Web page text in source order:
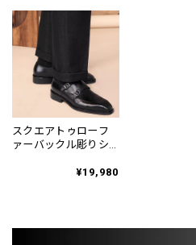
スクエアトゥローフ
ァーバックル彫りシ
¥19,980